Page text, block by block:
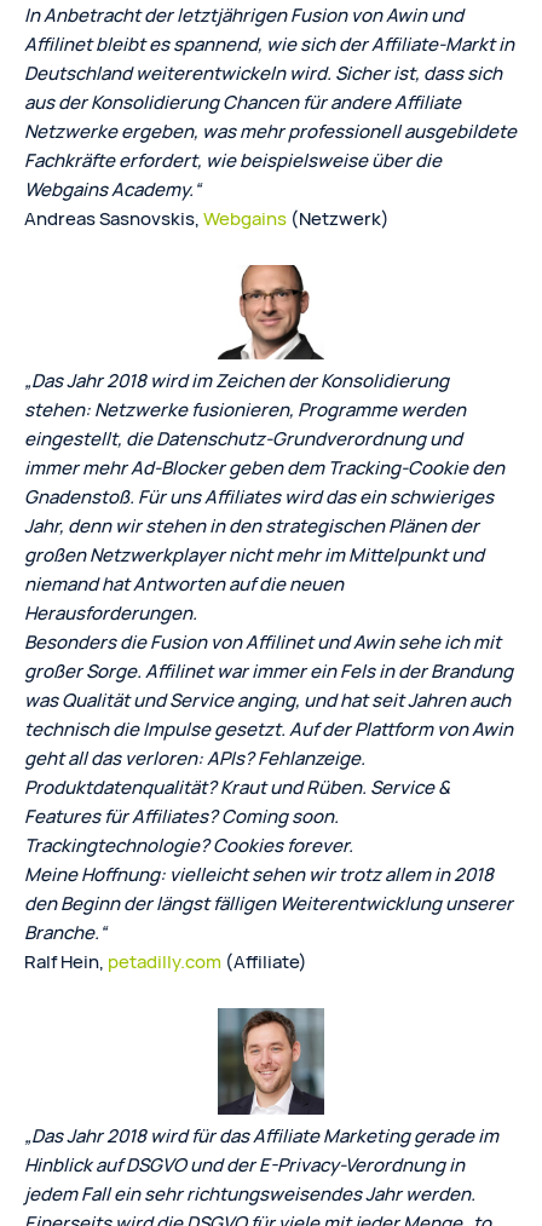
In Anbetracht der letztjährigen Fusion von Awin und
Affilinet bleibt es spannend, wie sich der Affiliate-Markt in
Deutschland weiterentwickeln wird. Sicher ist, dass sich
aus der Konsolidierung Chancen für andere Affiliate
Netzwerke ergeben, was mehr professionell ausgebildete
Fachkräfte erfordert, wie beispielsweise über die
Webgains Academy.“
Andreas Sasnovskis,Webgains (Netzwerk)
„Das Jahr 2018 wird im Zeichen der Konsolidierung
stehen: Netzwerke fusionieren, Programme werden
eingestellt, die Datenschutz-Grundverordnung und
immer mehr Ad-Blocker geben dem Tracking-Cookie den
Gnadenstoß. Für uns Affiliates wird das ein schwieriges
Jahr, denn wir stehen in den strategischen Plänen der
großen Netzwerkplayer nicht mehr im Mittelpunkt und
niemand hat Antworten auf die neuen
Herausforderungen.
Besonders die Fusion von Affilinet und Awin sehe ich mit
großer Sorge. Affilinet war immer ein Fels in der Brandung
was Qualität und Service anging, und hat seit Jahren auch
technisch die Impulse gesetzt. Auf der Plattform von Awin
geht all das verloren: APIs? Fehlanzeige.
Produktdatenqualität? Kraut und Rüben. Service &
Features für Affiliates? Coming soon.
Trackingtechnologie? Cookies forever.
Meine Hoffnung: vielleicht sehen wir trotz allem in 2018
den Beginn der längst fälligen Weiterentwicklung unserer
Branche.“
Ralf Hein, petadilly.com (Affiliate)
„Das Jahr 2018 wird für das Affiliate Marketing gerade im
Hinblick auf DSGVO und der E-Privacy-Verordnung in
jedem Fall ein sehr richtungsweisendes Jahr werden.